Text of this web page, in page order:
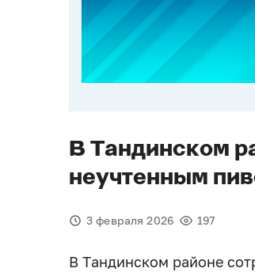
В Тандинском
неучтенным
3 февраля 2026 197
В Тандинском районе